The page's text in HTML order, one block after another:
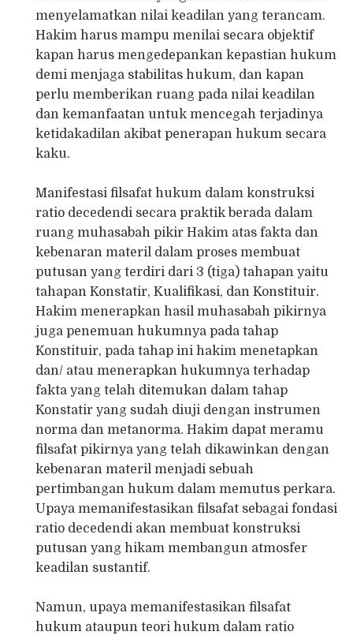
menyelamatkan nilai keadilan yang terancam.
Hakim harus mampu menilai secara objektif
kapan harus mengedepankan kepastian hukum
demi menjaga stabilitas hukum, dan kapan
perlu memberikan ruang pada nilai keadilan
dan kemanfaatan untuk mencegah terjadinya
ketidakadilan akibat penerapan hukum secara
kaku.
Manifestasi filsafat hukum dalam konstruksi
ratio decedendi secara praktik berada dalam
ruang muhasabah pikir Hakim atas fakta dan
kebenaran materil dalam proses membuat
putusan yang terdiri dari 3 (tiga) tahapan yaitu
tahapan Konstatir, Kualifikasi, dan Konstituir.
Hakim menerapkan hasil muhasabah pikirnya
juga penemuan hukumnya pada tahap
Konstituir, pada tahap ini hakim menetapkan
dan/ atau menerapkan hukumnya terhadap
fakta yang telah ditemukan dalam tahap
Konstatir yang sudah diuji dengan instrumen
norma dan metanorma. Hakim dapat meramu
filsafat pikirnya yang telah dikawinkan dengan
kebenaran materil menjadi sebuah
pertimbangan hukum dalam memutus perkara.
Upaya memanifestasikan filsafat sebagai fondasi
ratio decedendi akan membuat konstruksi
putusan yang hikam membangun atmosfer
keadilan sustantif.
Namun, upaya memanifestasikan filsafat
hukum ataupun teori hukum dalam ratio